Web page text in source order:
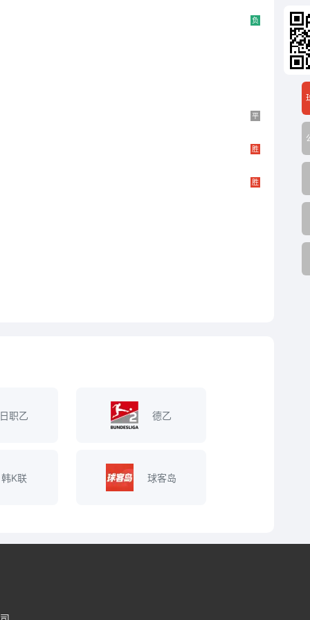
负
平
胜
胜
日职乙 德乙
韩K联 球客岛